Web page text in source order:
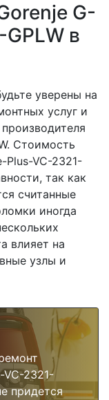
G-
в
уверены на
услуг и
Стоимость
Plus-VC-2321-
так как
считанные
иногда
влияет на
узлы и
VC-2321-
придется